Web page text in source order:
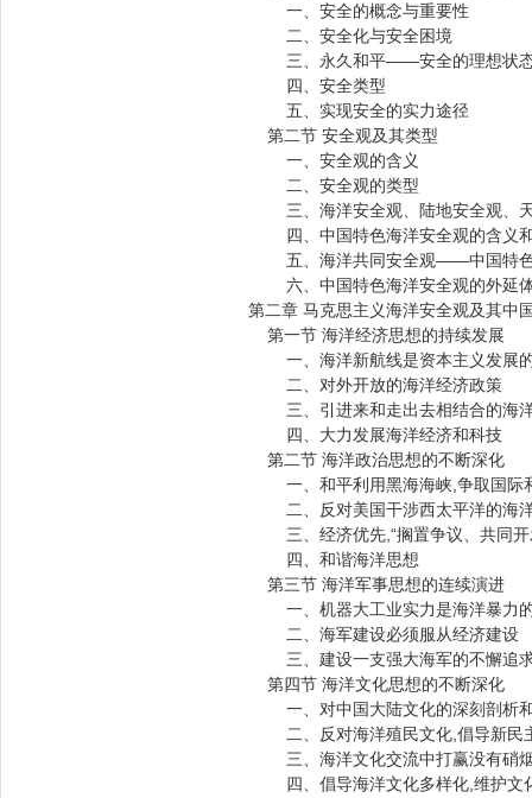
一、安全的概念与重要性
二、安全化与安全困境
三、永久和平——安全的理想状
四、安全类型
五、实现安全的实力途径
第二节 安全观及其类型
一、安全观的含义
二、安全观的类型
三、海洋安全观、陆地安全观、
四、中国特色海洋安全观的含义
五、海洋共同安全观——中国特色
六、中国特色海洋安全观的外延
第二章 马克思主义海洋安全观及其中
第一节 海洋经济思想的持续发展
一、海洋新航线是资本主义发展
二、对外开放的海洋经济政策
三、引进来和走出去相结合的海
四、大力发展海洋经济和科技
第二节 海洋政治思想的不断深化
一、和平利用黑海海峡,争取国际
二、反对美国干涉西太平洋的海
三、经济优先,“搁置争议、共同开
四、和谐海洋思想
第三节 海洋军事思想的连续演进
一、机器大工业实力是海洋暴力
二、海军建设必须服从经济建设
三、建设一支强大海军的不懈追
第四节 海洋文化思想的不断深化
一、对中国大陆文化的深刻剖析
二、反对海洋殖民文化,倡导新民
三、海洋文化交流中打赢没有硝
四、倡导海洋文化多样化,维护文